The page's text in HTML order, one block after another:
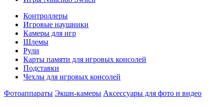
Контроллеры
Игровые наушники
Камеры для игр
Шлемы
Рули
Карты памяти для игровых консолей
Подставки
Чехлы для игровых консолей
Фотоаппараты Экшн-камеры Аксессуары для фото и видео